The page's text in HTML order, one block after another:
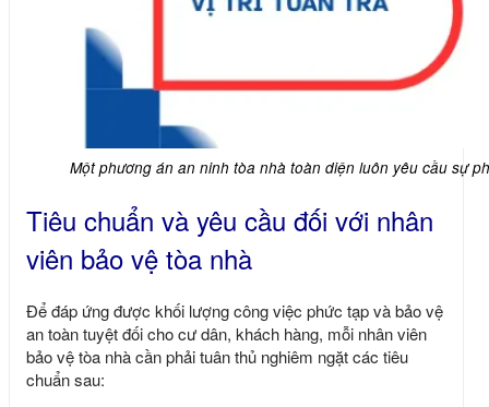
Một phương án an ninh tòa nhà toàn diện luôn yêu cầu sự
Tiêu chuẩn và yêu cầu đối với nhân
viên bảo vệ tòa nhà
Để đáp ứng được khối lượng công việc phức tạp và bảo vệ
an toàn tuyệt đối cho cư dân, khách hàng, mỗi nhân viên
bảo vệ tòa nhà cần phải tuân thủ nghiêm ngặt các tiêu
chuẩn sau: